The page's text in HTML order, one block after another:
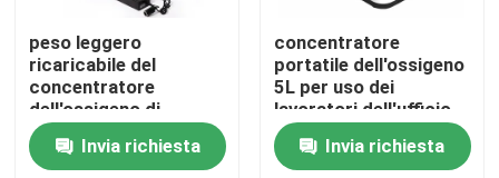
Casa
Prodotti
Circa noi
peso leggero
ricaricabile del
concentratore
dell'ossigeno di
viaggio 3L
Invia richiesta
concentratore
portatile dell'ossigeno
5L per uso dei
lavoratori dell'ufficio
viaggi
Invia richiesta